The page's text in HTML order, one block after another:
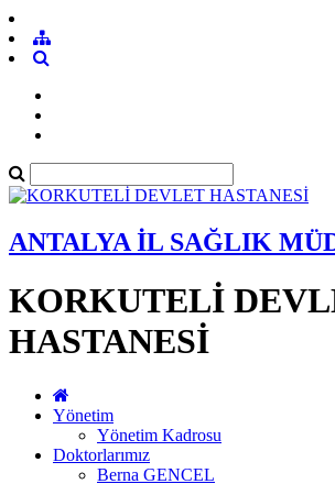
ANTALYA İL SAĞLIK
KORKUTELİ
HASTANESİ
Yönetim
Yönetim Kadrosu
Doktorlarımız
Berna GENCEL